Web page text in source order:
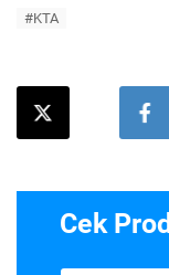
#KTA
Cek